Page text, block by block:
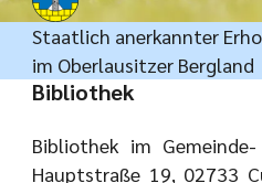
Staatlich anerkannter
im Oberlausitzer Bergland
Bibliothek
Bibliothek im
Hauptstraße 19, 02733